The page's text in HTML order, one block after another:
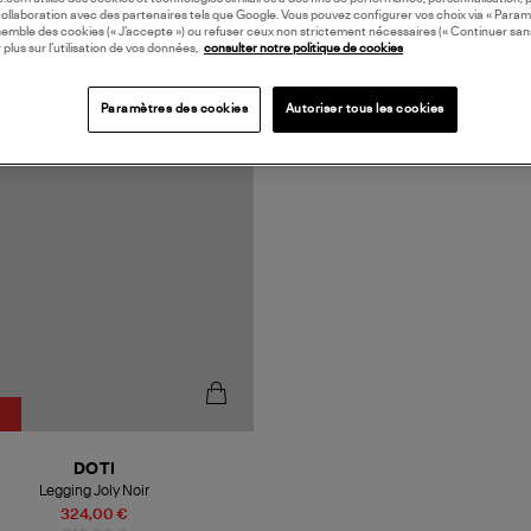
324,00 €
DOTI
Legging Joly Noir
avec des partenaires tels que Google. Vous pouvez configurer vos choix via «
des cookies (« J’accepte ») ou refuser ceux non strictement nécessaires (« Continuer
plus sur l’utilisation de vos données,
consulter notre politique de cookies
Paramètres des cookies Autoriser tous les cookies